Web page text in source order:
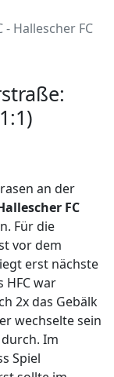
Hallescher FC
an der
FC
Für die
vor dem
erst nächste
HFC war
2x das Gebälk
wechselte sein
Im
Spiel